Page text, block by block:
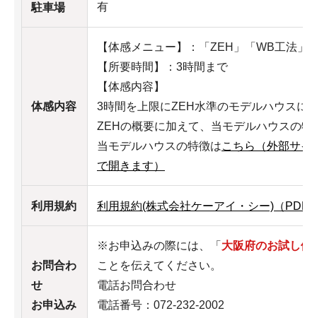
駐車場 有
体感内容
【体感メニュー】：「ZEH」「WB工法」
【所要時間】：3時間まで
【体感内容】
3時間を上限にZEH水準のモデルハウスに
ZEHの概要に加えて、当モデルハウスの
当モデルハウスの特徴はこちら（外部サイ
で開きます）
利用規約 利用規約(株式会社ケーアイ・シー)（PDF
お問合わ
せ
お申込み
※お申込みの際には、「 大阪府のお試し体
ことを伝えてください。
電話お問合わせ
電話番号：072-232-2002